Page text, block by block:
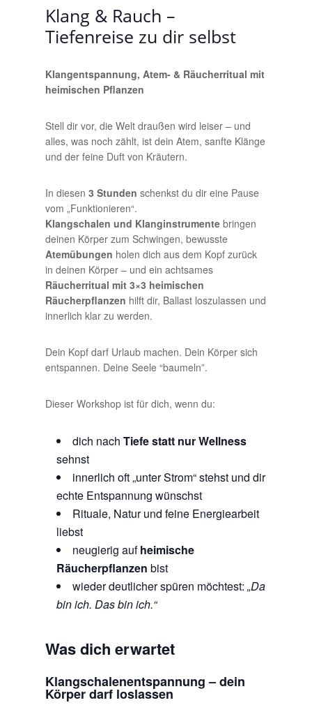
Klang & Rauch –
Tiefenreise zu dir selbst
Klangentspannung, Atem- & Räucherritual mit
heimischen Pflanzen
Stell dir vor, die Welt draußen wird leiser – und
alles, was noch zählt, ist dein Atem, sanfte Klänge
und der feine Duft von Kräutern.
In diesen 3 Stunden schenkst du dir eine Pause
vom „Funktionieren“.
Klangschalen und Klanginstrumentebringen
deinen Körper zum Schwingen, bewusste
Atemübungen holen dich aus dem Kopf zurück
in deinen Körper – und ein achtsames
Räucherritual mit 3×3 heimischen
Räucherpflanzen hilft dir, Ballast loszulassen und
innerlich klar zu werden.
Dein Kopf darf Urlaub machen. Dein Körper sich
entspannen. Deine Seele “baumeln”.
Dieser Workshop ist für dich, wenn du:
dich nach Tiefe statt nur Wellness
sehnst
innerlich oft „unter Strom“ stehst und dir
echte Entspannung wünschst
Rituale, Natur und feine Energiearbeit
liebst
neugierig aufheimische
Räucherpflanzen bist
wieder deutlicher spüren möchtest: „Da
bin ich. Das bin ich.“
Was dich erwartet
Klangschalenentspannung – dein
Körper darf loslassen